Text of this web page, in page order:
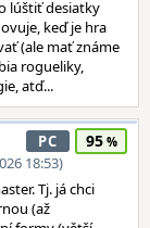
lúštiť desiatky
keď je hra
(ale mať známe
rogueliky,
atď...
18:53)
PC 95
Tj. já chci
(až